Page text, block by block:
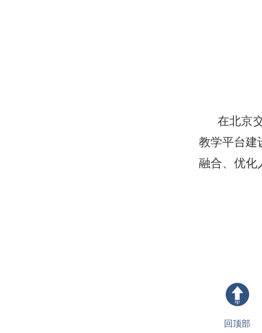
在北京
教学平台建
融合、优化
回顶部